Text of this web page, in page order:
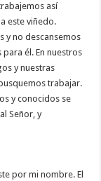
así
este viñedo.
y no descansemos
él. En nuestros
y nuestras
trabajar.
y conocidos se
Señor, y
por mi nombre. El